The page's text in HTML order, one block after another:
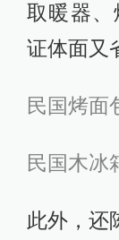
取暖器
证体面又
民国烤面
民国木冰
此外，还